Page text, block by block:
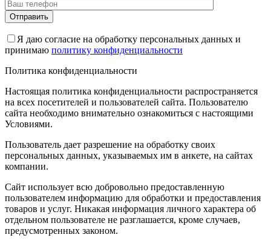
Я даю согласие на обработку персональных данных и
принимаю политику конфиденциальности
Политика конфиденциальности
Настоящая политика конфиденциальности распространяется
на всех посетителей и пользователей сайта. Пользователю
сайта необходимо внимательно ознакомиться с настоящими
Условиями.
Пользователь дает разрешение на обработку своих
персональных данных, указываемых им в анкете, на сайтах
компании.
Сайт использует всю добровольно предоставленную
пользователем информацию для обработки и предоставления
товаров и услуг. Никакая информация личного характера об
отдельном пользователе не разглашается, кроме случаев,
предусмотренных законом.